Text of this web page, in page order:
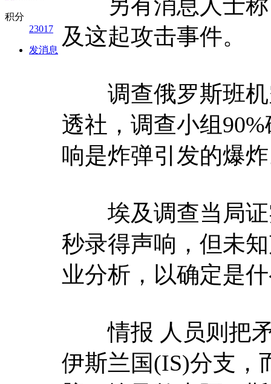
积分
23017
发消息
另有消息人士称
及这起攻击事件。
调查俄罗斯班机
透社，调查小组
响是炸弹引发的爆
埃及调查当局证
秒录得声响，但未
业分析，以确定是
情报 人员则把矛
伊斯兰国(IS)分支，